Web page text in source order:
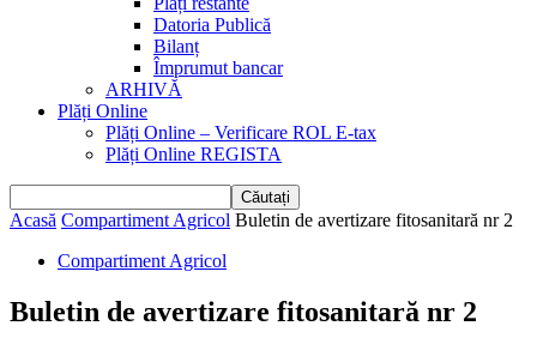
Datoria Publică
Bilanț
Împrumut bancar
ARHIVĂ
Plăți Online
Plăți Online – Verificare ROL E-tax
Plăți Online REGISTA
Acasă Compartiment Agricol Buletin de avertizare fitosanitară nr 2
Compartiment Agricol
Buletin de avertizare fitosanitară nr 2